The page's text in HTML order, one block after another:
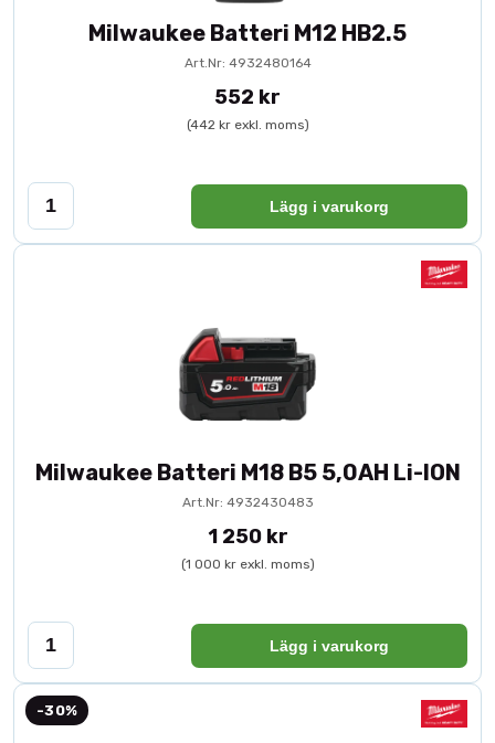
Milwaukee Batteri M12 HB2.5
Art.Nr: 4932480164
552 kr
(442 kr exkl. moms)
Lägg i varukorg
Milwaukee Batteri M18 B5 5,0AH Li-ION
Art.Nr: 4932430483
1 250 kr
(1 000 kr exkl. moms)
Lägg i varukorg
-30%